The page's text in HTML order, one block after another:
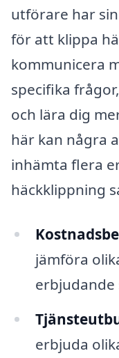
utförare har
för att klippa
kommunicera
specifika
och lära dig
här kan några
inhämta flera
häckklippning
jämföra
erbjudande
erbjuda